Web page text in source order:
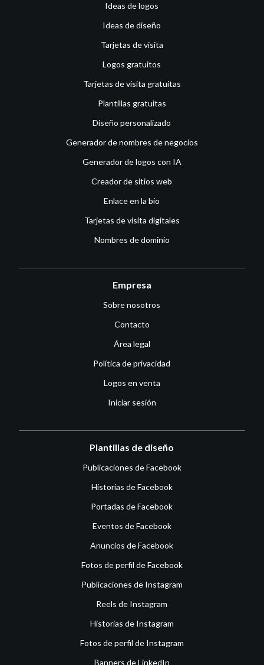
Ideas de logos
Ideas de diseño
Tarjetas de visita
Logos gratuitos
Tarjetas de visita gratuitas
Plantillas gratuitas
Diseño personalizado
Generador de nombres de negocios
Generador de logos con IA
Creador de sitios web
Enlace en la bio
Tarjetas de visita digitales
Nombres de dominio
Empresa
Sobre nosotros
Contacto
Área legal
Política de privacidad
Logos en venta
Iniciar sesión
Plantillas de diseño
Publicaciones de Facebook
Historias de Facebook
Portadas de Facebook
Eventos de Facebook
Anuncios de Facebook
Fotos de perfil de Facebook
Publicaciones de Instagram
Reels de Instagram
Historias de Instagram
Fotos de perfil de Instagram
Banners de LinkedIn